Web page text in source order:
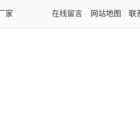
家 在线留言 网站地图 联